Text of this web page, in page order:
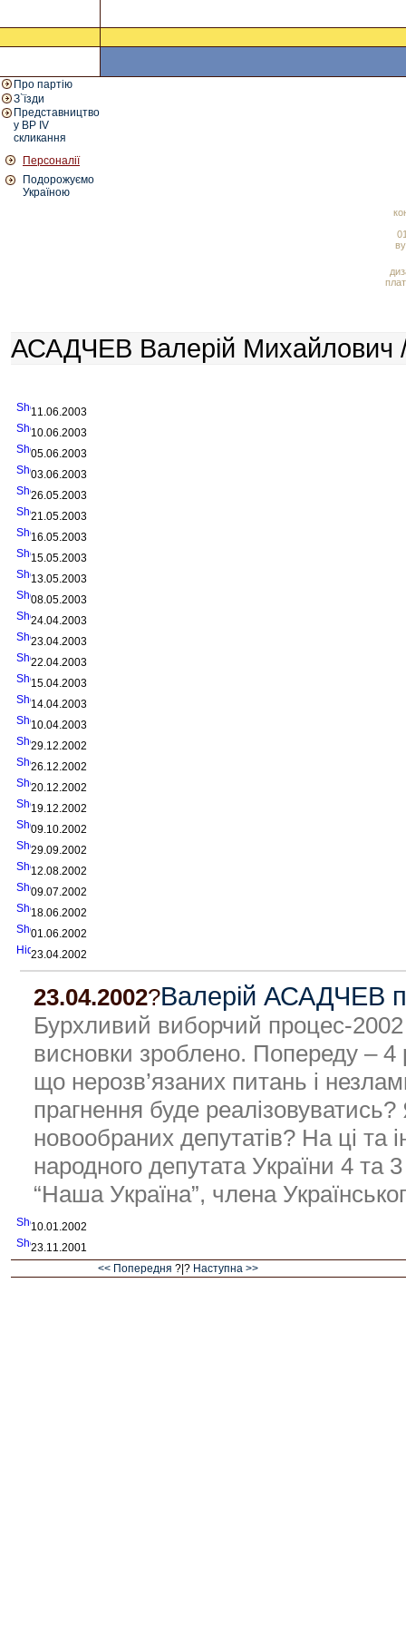
Про партію
З`їзди
Представництво
у ВР IV
скликання
Персоналії
Подорожуємо
Україною
АСАДЧЕВ Валерій Михайлович
11.06.2003
10.06.2003
05.06.2003
03.06.2003
26.05.2003
21.05.2003
16.05.2003
15.05.2003
13.05.2003
08.05.2003
24.04.2003
23.04.2003
22.04.2003
15.04.2003
14.04.2003
10.04.2003
29.12.2002
26.12.2002
20.12.2002
19.12.2002
09.10.2002
29.09.2002
12.08.2002
09.07.2002
18.06.2002
01.06.2002
23.04.2002
23.04.2002?Валерій АСАДЧЕВ
Бурхливий виборчий процес-2002
висновки зроблено. Попереду – 4
що нерозв’язаних питань і
прагнення буде
новообраних депутатів? На ці та
народного депутата України 4
“Наша Україна”, члена
10.01.2002
23.11.2001
<< Попередня ?|? Наступна >>